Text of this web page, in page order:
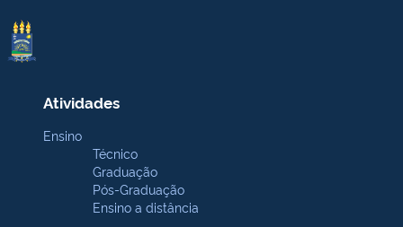
Atividades
Ensino
Técnico
Graduação
Pós-Graduação
Ensino a distância